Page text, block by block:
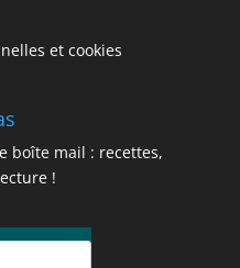
et cookies
boîte mail : recettes,
!